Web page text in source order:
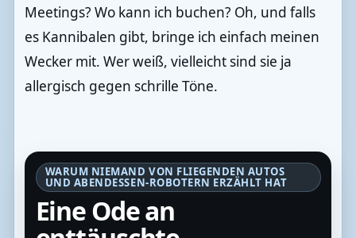
Meetings? Wo kann ich buchen? Oh, und falls
es Kannibalen gibt, bringe ich einfach meinen
Wecker mit. Wer weiß, vielleicht sind sie ja
allergisch gegen schrille Töne.
WARUM NIEMAND VON FLIEGENDEN AUTOS
UND ABENDESSEN-ROBOTERN ERZÄHLT HAT
Eine Ode an